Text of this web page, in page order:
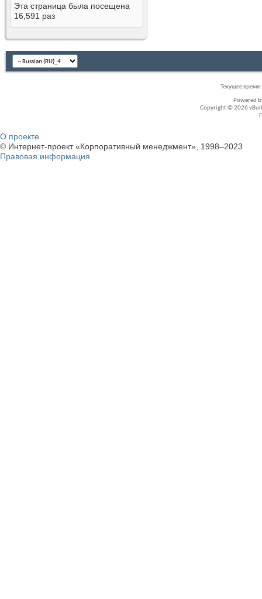
Эта страница была посещена
16,591 раз
Текущее время:
Powered
Copyright © 2026
О проекте
© Интернет-проект «Корпоративный менеджмент», 1998–2023
Правовая информация